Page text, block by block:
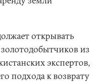
открывать
из
экспертов,
подхода к возврату